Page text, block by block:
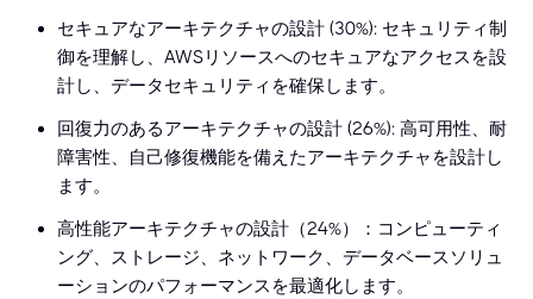
セキュアなアーキテクチャの設計 (30%): セキュリティ制
御を理解し、AWSリソースへのセキュアなアクセスを設
計し、データセキュリティを確保します。
回復力のあるアーキテクチャの設計 (26%): 高可用性、耐
障害性、自己修復機能を備えたアーキテクチャを設計し
ます。
高性能アーキテクチャの設計（24%）：コンピューティ
ング、ストレージ、ネットワーク、データベースソリュ
ーションのパフォーマンスを最適化します。